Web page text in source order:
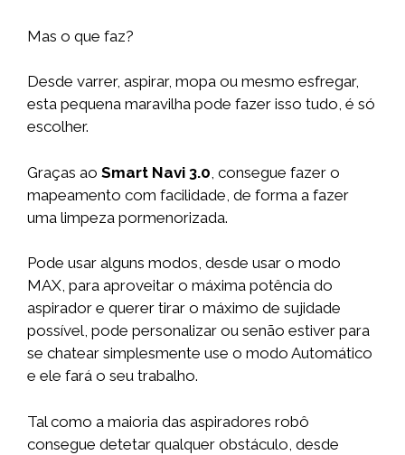
Mas o que faz?
Desde varrer, aspirar, mopa ou mesmo esfregar,
esta pequena maravilha pode fazer isso tudo, é só
escolher.
Graças ao Smart Navi 3.0 , consegue fazer o
mapeamento com facilidade, de forma a fazer
uma limpeza pormenorizada.
Pode usar alguns modos, desde usar o modo
MAX, para aproveitar o máxima potência do
aspirador e querer tirar o máximo de sujidade
possível, pode personalizar ou senão estiver para
se chatear simplesmente use o modo Automático
e ele fará o seu trabalho.
Tal como a maioria das aspiradores robô
consegue detetar qualquer obstáculo, desde